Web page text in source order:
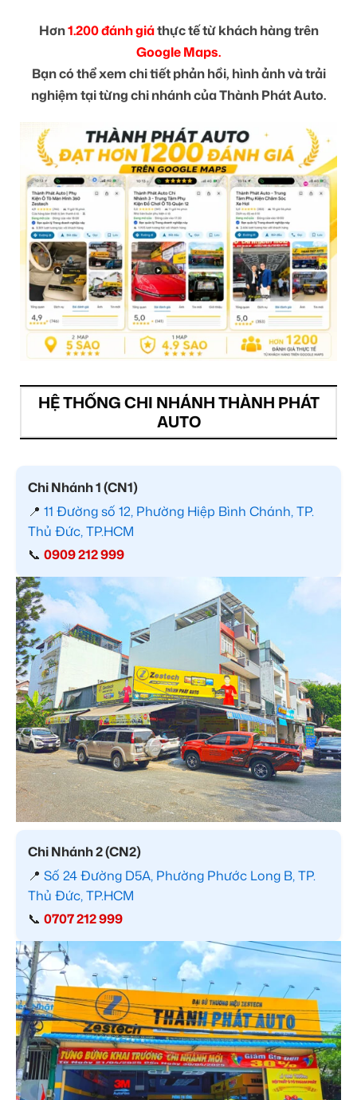
Hơn1.200 đánh giáthực tế từ khách hàng trên
Google Maps.
Bạn có thể xem chi tiết phản hồi, hình ảnh và trải
nghiệm tại từng chi nhánh của Thành Phát Auto.
HỆ THỐNG CHI NHÁNH THÀNH PHÁT
AUTO
Chi Nhánh 1 (CN1)
📍 11 Đường số 12, Phường Hiệp Bình Chánh, TP.
Thủ Đức, TP.HCM
📞 0909 212 999
Chi Nhánh 2 (CN2)
📍 Số 24 Đường D5A, Phường Phước Long B, TP.
Thủ Đức, TP.HCM
📞 0707 212 999